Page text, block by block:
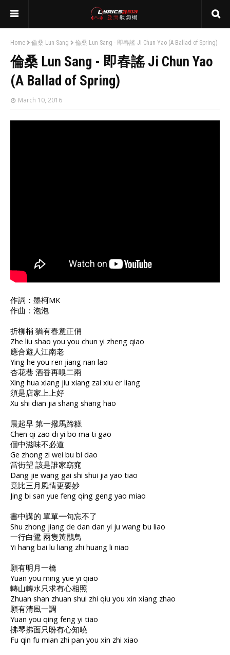
Home 倫桑 Lun Sang 倫桑 Lun Sang - 即春謠 Ji Chun Yao (A Ballad of Spring)
倫桑 Lun Sang - 即春謠 Ji Chun Yao
(A Ballad of Spring)
March 10, 2016
作詞：墨柯MK
作曲：泡泡
折柳梢 猶有春意正俏
Zhe liu shao you you chun yi zheng qiao
應合遊人江南老
Ying he you ren jiang nan lao
杏花巷 酒香再嗅二兩
Xing hua xiang jiu xiang zai xiu er liang
須是店家上上好
Xu shi dian jia shang shang hao
晨起早 第一撥馬蹄糕
Chen qi zao di yi bo ma ti gao
個中滋味不必道
Ge zhong zi wei bu bi dao
當街望 該是誰家窈窕
Dang jie wang gai shi shui jia yao tiao
竟比三月風情更要妙
Jing bi san yue feng qing geng yao miao
書中講的 單單一句忘不了
Shu zhong jiang de dan dan yi ju wang bu liao
一行白鷺 兩隻黃鸝鳥
Yi hang bai lu liang zhi huang li niao
願有明月一橋
Yuan you ming yue yi qiao
轉山轉水只求有心相照
Zhuan shan zhuan shui zhi qiu you xin xiang zhao
願有清風一調
Yuan you qing feng yi tiao
拂琴拂面只盼有心知曉
Fu qin fu mian zhi pan you xin zhi xiao